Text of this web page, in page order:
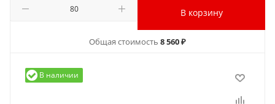
В корзину
Общая стоимость 8 560 ₽
В наличии